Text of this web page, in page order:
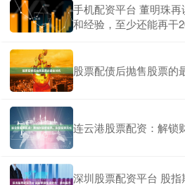
手机配资平台 董明珠再
和经验，至少还能再干
股票配债后抛售股票的
连云港股票配资：解锁
深圳股票配资平台 股